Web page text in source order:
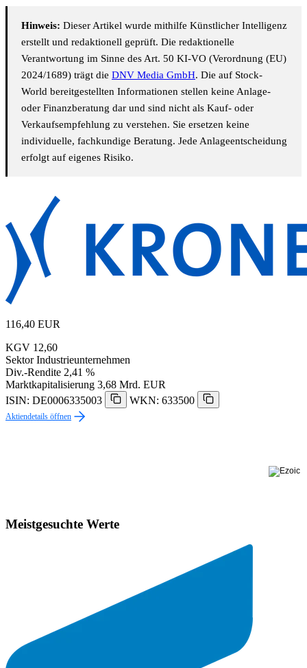
Hinweis: Dieser Artikel wurde mithilfe Künstlicher Intelligenz
erstellt und redaktionell geprüft. Die redaktionelle
Verantwortung im Sinne des Art. 50 KI-VO (Verordnung (EU)
2024/1689) trägt die DNV Media GmbH. Die auf Stock-
World bereitgestellten Informationen stellen keine Anlage-
oder Finanzberatung dar und sind nicht als Kauf- oder
Verkaufsempfehlung zu verstehen. Sie ersetzen keine
individuelle, fachkundige Beratung. Jede Anlageentscheidung
erfolgt auf eigenes Risiko.
116,40 EUR
KGV 12,60
Sektor Industrieunternehmen
Div.-Rendite 2,41 %
Marktkapitalisierung 3,68 Mrd. EUR
ISIN: DE0006335003
WKN: 633500
Aktiendetails öffnen
Meistgesuchte Werte